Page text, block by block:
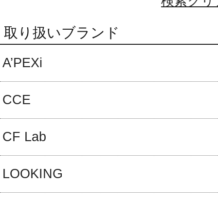
取り扱いブランド
A’PEXi
CCE
CF Lab
LOOKING